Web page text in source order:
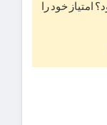
امتیاز خود را